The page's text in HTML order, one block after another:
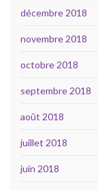
décembre 2018
novembre 2018
octobre 2018
septembre 2018
août 2018
juillet 2018
juin 2018